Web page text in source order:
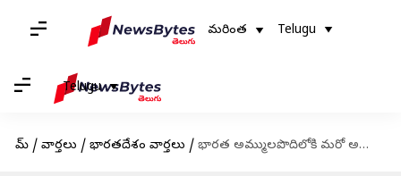
మరింత Telugu
Telugu
హోమ్ / వార్తలు / భారతదేశం వార్తలు / భారత అమ్ములపొదిలోకి మరో అస్త్రం, నౌకాదళంలోకి ప్రవేశించిన సబ్‌మెరైన్ ఐఎన్ఎస్ 'వగిర్'